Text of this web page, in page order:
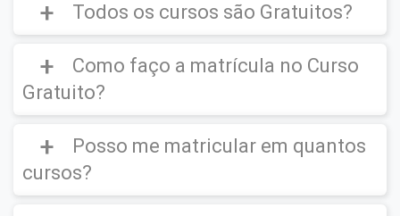
Todos os cursos são Gratuitos?
Curso Gratuito,porém caso deseje emitir o
Certificado Digital é cobrado uma taxa de
Como faço a matrícula no Curso
Gratuito?
CLIQUE AQUI para ver um vídeo de como
efetuar a matrícula em um
Posso me matricular em quantos
cursos?